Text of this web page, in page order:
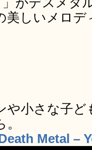
美しいメロ
や小さな子
Metal –